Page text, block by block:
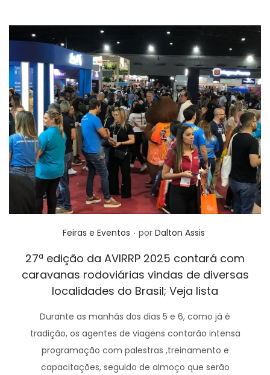
Posted in
Feiras e Eventos . por Dalton Assis
27ª edição da AVIRRP 2025 contará com
caravanas rodoviárias vindas de diversas
localidades do Brasil; Veja lista
Durante as manhãs dos dias 5 e 6, como já é
tradição, os agentes de viagens contarão intensa
programação com palestras ,treinamento e
capacitações, seguido de almoço que serão